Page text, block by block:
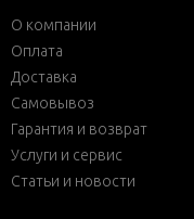
О компании
Оплата
Доставка
Самовывоз
Гарантия и возврат
Услуги и сервис
Статьи и новости